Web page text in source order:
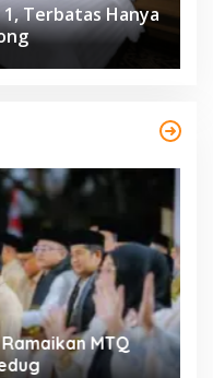
Terbatas Hanya
MTQ